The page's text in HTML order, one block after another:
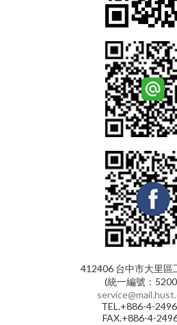
412406 台中市大里區
(統一編號：
TEL.+886-4-
FAX.+886-4-